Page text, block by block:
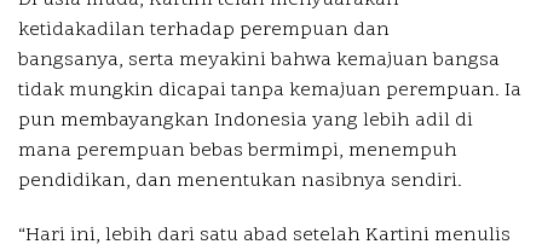
ketidakadilan terhadap perempuan dan
bangsanya, serta meyakini bahwa kemajuan bangsa
tidak mungkin dicapai tanpa kemajuan perempuan. Ia
pun membayangkan Indonesia yang lebih adil di
mana perempuan bebas bermimpi, menempuh
pendidikan, dan menentukan nasibnya sendiri.
“Hari ini, lebih dari satu abad setelah Kartini menulis